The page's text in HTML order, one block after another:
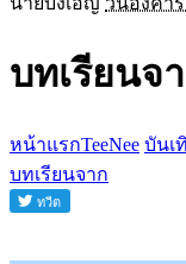
บทเรียนจ
หน้าแรกTeeNee บันเ
บทเรียนจาก